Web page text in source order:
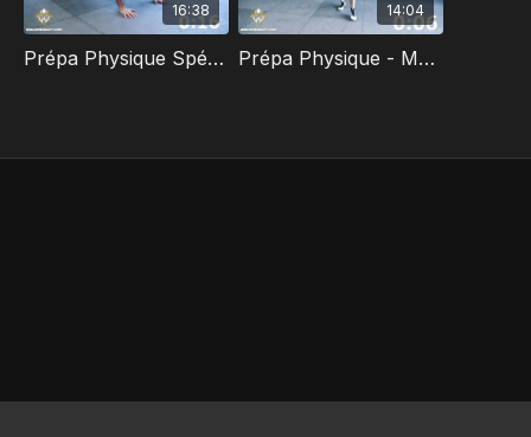
16:38
Prépa Physique Spéciale Sports De Combat - Sans Matériel #1 (Youtube)
14:04
Prépa Physique - Muscu & Cardio Express : Séance pour les Sports de Combat sans matériel (Youtube)